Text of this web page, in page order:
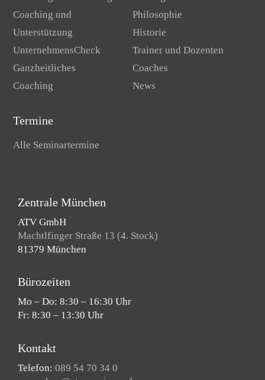
Coaching und
Unterstützung
UnternehmensCheck
Ganzheitliches
Coaching
Termine
Alle Seminartermine
Philosophie
Historie
Trainer und Dozenten
Coaches
News
Zentrale München
ATV GmbH
Machtlfinger Straße 13 (4. Stock)
81379 München
Bürozeiten
Mo – Do: 8:30 – 16:30 Uhr
Fr: 8:30 – 13:30 Uhr
Kontakt
Telefon: 089 54 70 34 0